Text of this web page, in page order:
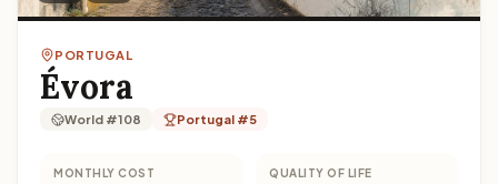
PORTUGAL
Évora
World #108 Portugal #5
MONTHLY COST QUALITY OF LIFE